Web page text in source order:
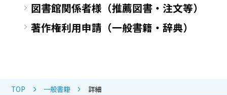
図書館関係者様（推薦図書・注文等）
著作権利用申請（一般書籍・辞典）
TOP 一般書籍 詳細